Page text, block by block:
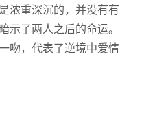
浓重深沉的，并没有有
示了两人之后的命运。
吻，代表了逆境中爱情